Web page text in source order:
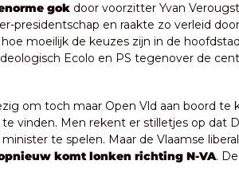
gok door voorzitter Yvan
presidentschap en raakte zo verleid
moeilijk de keuzes zijn in de
Ecolo en PS tegenover de
om toch maar Open Vld aan boord te
vinden. Men rekent er stilletjes op dat
te spelen. Maar de Vlaamse
komt lonken richting N-VA.